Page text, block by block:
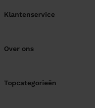
Klantenservice
Over ons
Topcategorieën